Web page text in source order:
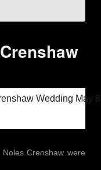
Wedding May
Crenshaw were